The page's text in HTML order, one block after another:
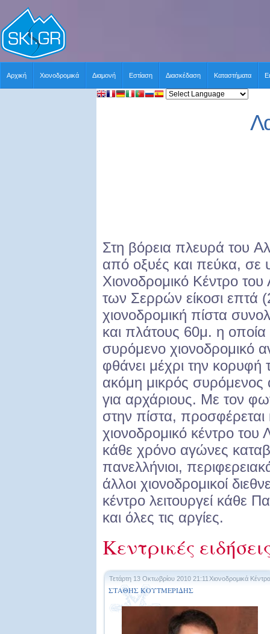
Αρχική Χιονοδρομικά Διαμονή Εστίαση Διασκέδαση Καταστήματα
Στη βόρεια πλευρά του
από οξυές και πεύκα, σε
Χιονοδρομικό Κέντρο
των Σερρών είκοσι επτά
χιονοδρομική πίστα
και πλάτους 60μ. η οποία
συρόμενο χιονοδρομικό
φθάνει μέχρι την
ακόμη μικρός
για αρχάριους. Με τον
στην πίστα, προσφέρεται
χιονοδρομικό κέντρο του
κάθε χρόνο αγώνες
πανελλήνιοι,
άλλοι χιονοδρομικοί
κέντρο λειτουργεί κάθε
και όλες τις αργίες.
Κεντρικές
Τετάρτη 13 Οκτωβρίου 2010 21:11 Χιονοδρομικά Κέντρα
ΣΤΑΘΗΣ ΚΟΥΤΜΕΡΙΔΗΣ